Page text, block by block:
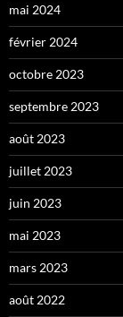
mai 2024
février 2024
octobre 2023
septembre 2023
août 2023
juillet 2023
juin 2023
mai 2023
mars 2023
août 2022